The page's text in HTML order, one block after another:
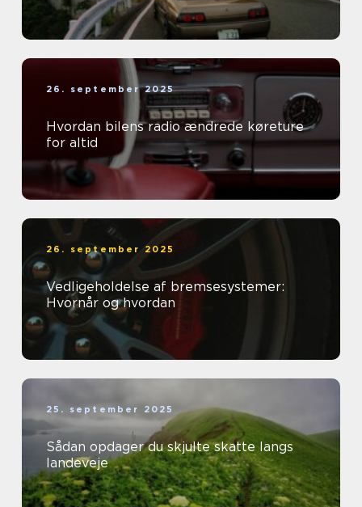
26. september 2025
Hvordan bilens radio ændrede køreture
for altid
26. september 2025
Vedligeholdelse af bremsesystemer:
Hvornår og hvordan
25. september 2025
Sådan opdager du skjulte skatte langs
landeveje